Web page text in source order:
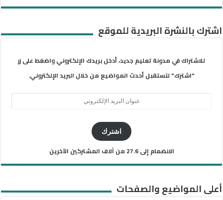
اشترك بالنشرة البريدية للموقع
للاشتراك في مدونة تعليم جديد، أدخل بريدك الإلكتروني واضغط على زر
"اشترك" لتستقبل أحدث المواضيع من خلال البريد الإلكتروني.
اشترك
الانضمام إلى 27.6 من آلاف المشتركين الآخرين
أعلى المواضيع والصفحات